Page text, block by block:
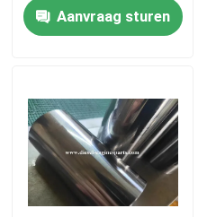
Kwaliteitscontrole
Vraag een offerte aan
Dieselmotordelen
Aanvraag sturen